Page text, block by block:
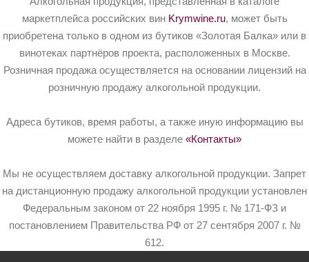
маркетплейса российских вин Krymwine.ru, может быть
приобретена только в одном из бутиков «Золотая Балка» или в
винотеках партнёров проекта, расположенных в Москве.
Розничная продажа осуществляется на основании лицензий на
розничную продажу алкогольной продукции.
Адреса бутиков, время работы, а также иную информацию вы
можете найти в разделе «Контакты»
Мы не осуществляем доставку алкогольной продукции. Запрет
на дистанционную продажу алкогольной продукции установлен
Федеральным законом от 22 ноября 1995 г. № 171-ФЗ и
постановлением Правительства РФ от 27 сентября 2007 г. №
612.